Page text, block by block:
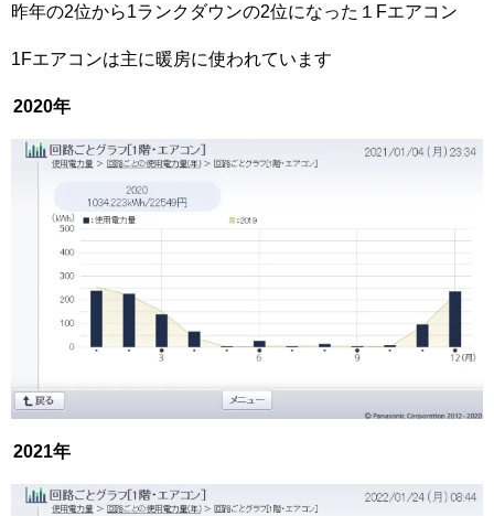
昨年の2位から1ランクダウンの2位になった１Fエアコン
1Fエアコンは主に暖房に使われています
2020年
2021年